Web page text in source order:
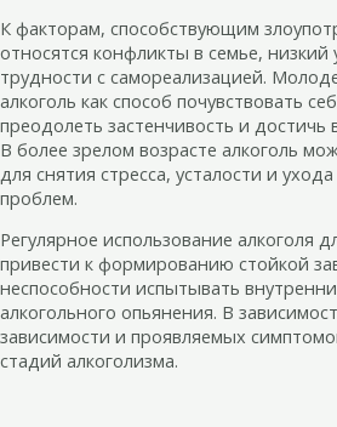
К факторам, способствующим
относятся конфликты в семье,
трудности с самореализацией.
алкоголь как способ почувствовать
преодолеть застенчивость и достичь
В более зрелом возрасте алкоголь
для снятия стресса, усталости и
проблем.
Регулярное использование алкоголя
привести к формированию стойкой
неспособности испытывать
алкогольного опьянения. В
зависимости и проявляемых
стадий алкоголизма.